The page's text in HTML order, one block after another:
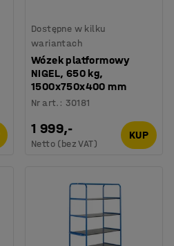
Dostępne w kilku
wariantach
Wózek platformowy
NIGEL, 650 kg,
1500x750x400 mm
Nr art. : 30181
1 999,-
Netto (bez VAT)
KUP